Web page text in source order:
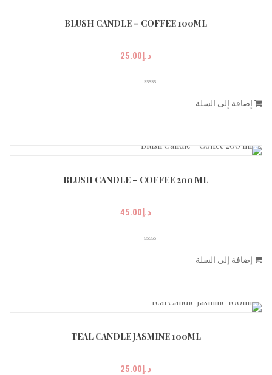
BLUSH CANDLE – COFFEE 100ML
د.إ25.00
إضافة إلى السلة
BLUSH CANDLE – COFFEE 200 ML
د.إ45.00
إضافة إلى السلة
TEAL CANDLE JASMINE 100ML
د.إ25.00